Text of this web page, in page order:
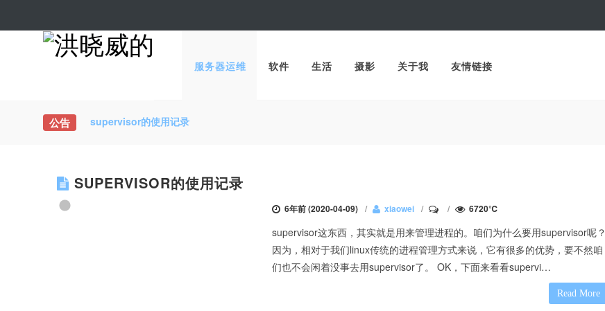
服务器运维 软件 生活 摄影 关于我 友情链接
公告 supervisor的使用记录
SUPERVISOR的使用记录
6年前 (2020-04-09) xiaowei 6720℃
supervisor这东西，其实就是用来管理进程的。咱们为什么要用supervisor呢？
因为，相对于我们linux传统的进程管理方式来说，它有很多的优势，要不然咱
们也不会闲着没事去用supervisor了。 OK，下面来看看supervi…
Read More